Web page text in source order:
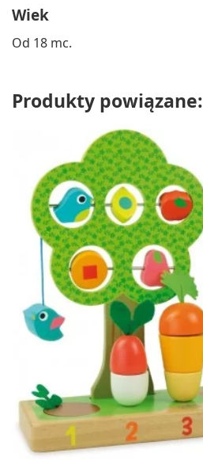
Wiek
Od 18 mc.
Produkty powiązane: